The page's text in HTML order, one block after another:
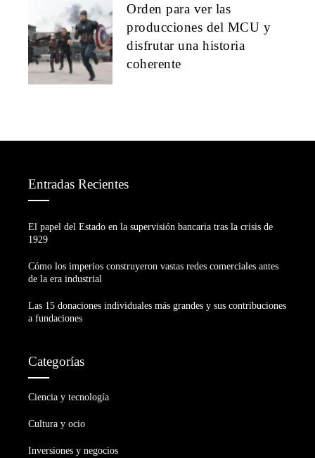
Orden para ver las
producciones del MCU y
disfrutar una historia
coherente
Entradas Recientes
El papel del Estado en la supervisión bancaria tras la crisis de
1929
Cómo los imperios construyeron vastas redes comerciales antes
de la era industrial
Las 15 donaciones individuales más grandes y sus contribuciones
a fundaciones
Categorías
Ciencia y tecnología
Cultura y ocio
Inversiones y negocios